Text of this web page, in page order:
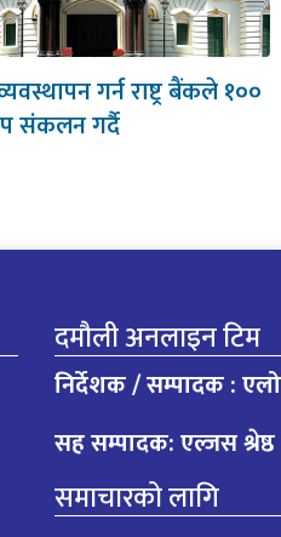
गर्न राष्ट्र बैंकले १००
संकलन गर्दै
दमौली अनलाइन टिम
निर्देशक / सम्पादक :
सह सम्पादक: एल्जस श्रेष्ठ
समाचारको लागि